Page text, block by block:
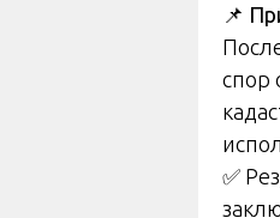
📌
спор
✅